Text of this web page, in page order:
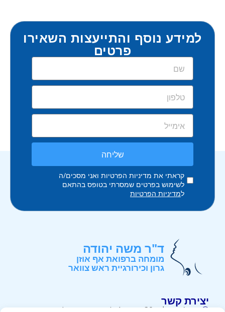
למידע נוסף והתייעצות השאירו
פרטים
קראתי את מדיניות הפרטיות ואני מסכים/ה
לשימוש בפרטים שמסרתי בטופס בהתאם
למדיניות הפרטיות
שליחה
ד"ר משה יהודה
מומחה ברפואת אף אוזן
גרון וכירורגיית ראש צוואר
יצירת קשר